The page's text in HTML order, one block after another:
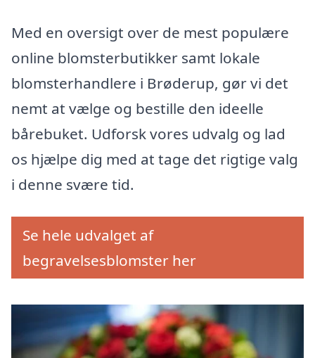
Med en oversigt over de mest populære
online blomsterbutikker samt lokale
blomsterhandlere i Brøderup, gør vi det
nemt at vælge og bestille den ideelle
bårebuket. Udforsk vores udvalg og lad
os hjælpe dig med at tage det rigtige valg
i denne svære tid.
Se hele udvalget af
begravelsesblomster her